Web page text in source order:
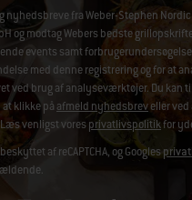
nyhedsbreve fra Weber-Stephen
og modtag Webers bedste
events samt
med denne registrering og for at
ved brug af analyseværktøjer. Du kan
klikke på afmeld nyhedsbreveller ved
venligst voresprivatlivspolitikfor
af reCAPTCHA, og Googles